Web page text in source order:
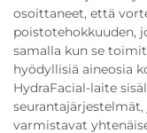
osoittaneet, että
poistotehokkuuden,
samalla kun se
hyödyllisiä aineosia
HydraFacial-laite
varmistavat